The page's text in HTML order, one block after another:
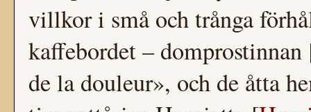
villkor i små och trånga
kaffebordet – domprostinnan
de la douleur», och de åtta